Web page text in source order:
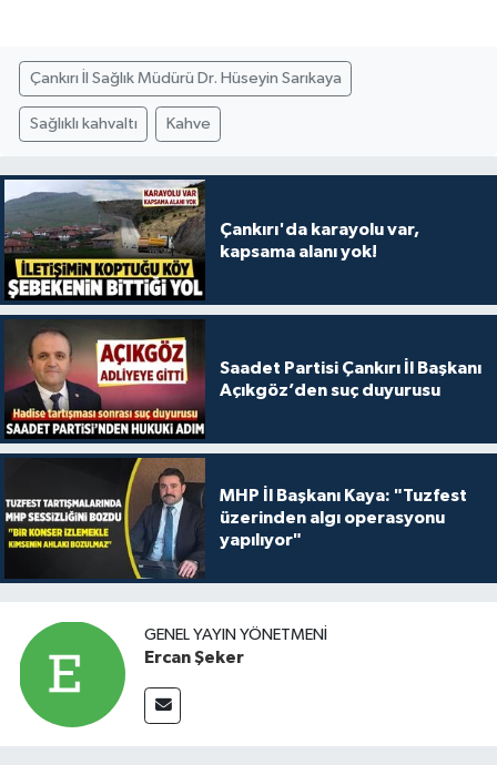
Çankırı İl Sağlık Müdürü Dr. Hüseyin Sarıkaya
Sağlıklı kahvaltı Kahve
Çankırı'da karayolu var,
kapsama alanı yok!
Saadet Partisi Çankırı İl Başkanı
Açıkgöz’den suç duyurusu
MHP İl Başkanı Kaya: "Tuzfest
üzerinden algı operasyonu
yapılıyor"
GENEL YAYIN YÖNETMENI
Ercan Şeker